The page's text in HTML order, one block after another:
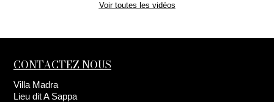
Voir toutes les vidéos
CONTACTEZ NOUS
Villa Madra
Lieu dit A Sappa